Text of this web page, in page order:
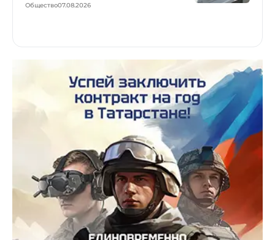
Общество07.08.2026